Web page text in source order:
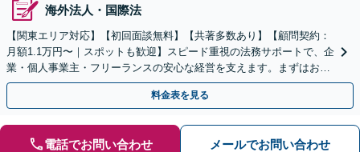
海外法人・国際法
【関東エリア対応】【初回面談無料】【共著多数あり】【顧問契約：
月額1.1万円〜｜スポットも歓迎】スピード重視の法務サポートで、企
業・個人事業主・フリーランスの安心な経営を支えます。まずはお気
軽にご相談ください【秘密厳守】【休日・夜間相談可】
料金表を見る
電話でお問い合わせ メールでお問い合わせ